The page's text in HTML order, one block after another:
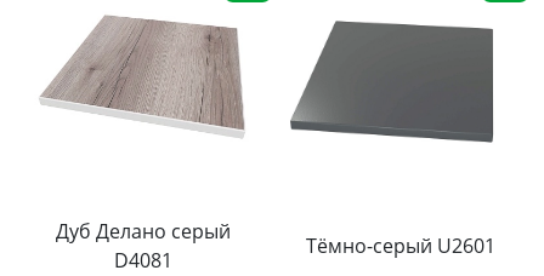
Дуб Делано серый
D4081
Тёмно-серый U2601